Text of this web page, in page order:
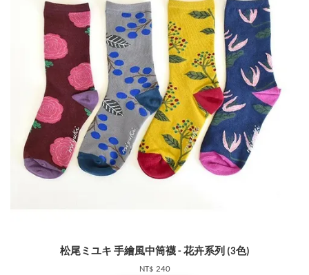
松尾ミユキ 手繪風中筒襪 - 花卉系列 (3色)
NT$ 240